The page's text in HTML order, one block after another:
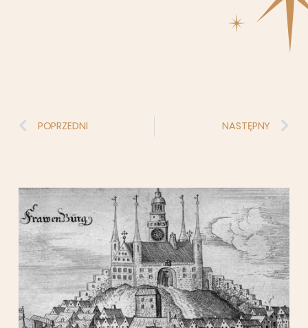
POPRZEDNI NASTĘPNY